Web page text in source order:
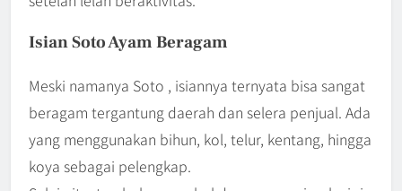
Isian Soto Ayam Beragam
Meski namanya Soto , isiannya ternyata bisa sangat
beragam tergantung daerah dan selera penjual. Ada
yang menggunakan bihun, kol, telur, kentang, hingga
koya sebagai pelengkap.